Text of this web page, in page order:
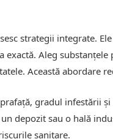
strategii integrate.
exactă. Aleg
Această abordare
gradul infestării
depozit sau o hală
sanitare.